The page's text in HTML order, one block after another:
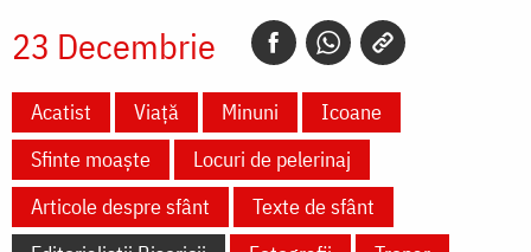
23 Decembrie
Acatist Viață Minuni
Icoane
Sfinte moaște
Locuri de pelerinaj
Articole despre sfânt
Texte de sfânt